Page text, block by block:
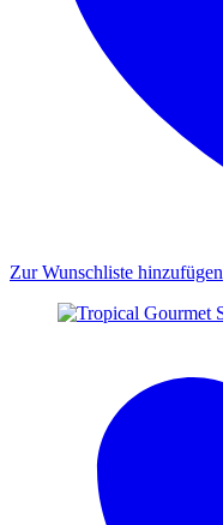
Zur Wunschliste hinzufügen